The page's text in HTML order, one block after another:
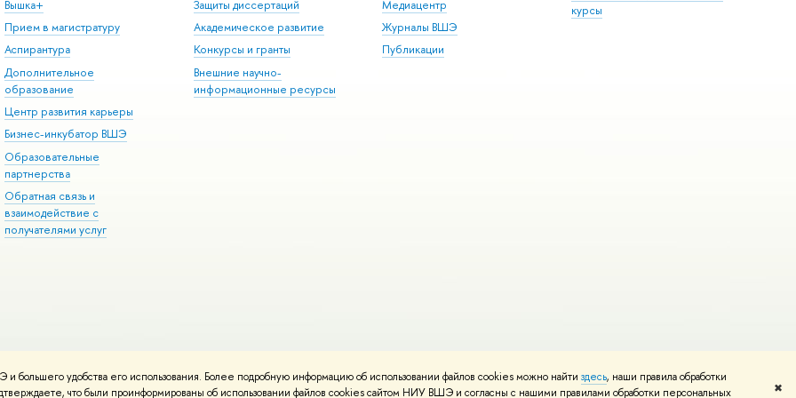
удобства его использования. Более подробную информацию об использовании файлов cookies можно найти здесь, наши правила обработки
что были проинформированы об использовании файлов cookies сайтом НИУ ВШЭ и согласны с нашими правилами обработки персональных ✖
Вышка+
Прием в магистратуру
Аспирантура
Дополнительное
образование
Центр развития карьеры
Бизнес-инкубатор ВШЭ
Образовательные
партнерства
Обратная связь и
взаимодействие с
получателями услуг
Защиты диссертаций
Академическое развитие
Конкурсы и гранты
Внешние научно-
информационные ресурсы
Медиацентр
Журналы ВШЭ
Публикации
курсы
Редактору
Условия использования материалов Политика конфиденциальности Карта сайта
вШколе дизайна НИУ ВШЭ